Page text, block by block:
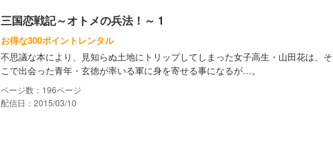
三国恋戦記～オトメの兵法！～ 1
お得な300ポイントレンタル
不思議な本により、見知らぬ土地にトリップしてしまった女子高生・山田花は、そ
こで出会った青年・玄徳が率いる軍に身を寄せる事になるが…。
196
配信日：2015/03/10